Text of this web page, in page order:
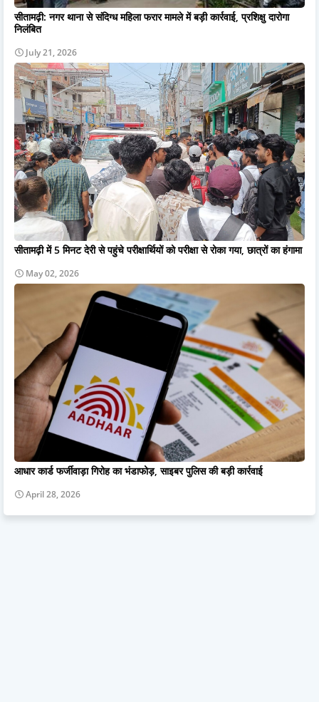
सीतामढ़ी: नगर थाना से संदिग्ध महिला फरार मामले में बड़ी कार्रवाई, प्रशिक्षु दारोगा
निलंबित
July 21, 2026
सीतामढ़ी में 5 मिनट देरी से पहुंचे परीक्षार्थियों को परीक्षा से रोका गया, छात्रों का हंगामा
May 02, 2026
आधार कार्ड फर्जीवाड़ा गिरोह का भंडाफोड़, साइबर पुलिस की बड़ी कार्रवाई
April 28, 2026